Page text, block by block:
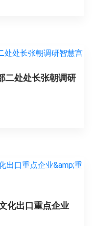
二处处长张朝调研
化出口重点企业